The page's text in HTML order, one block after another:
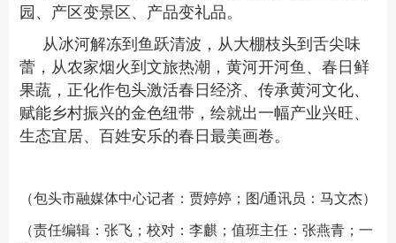
园、产区变景区、产品变礼品。
从冰河解冻到鱼跃清波，从大棚枝头到舌尖味
蕾，从农家烟火到文旅热潮，黄河开河鱼、春日鲜
果蔬，正化作包头激活春日经济、传承黄河文化、
赋能乡村振兴的金色纽带，绘就出一幅产业兴旺、
生态宜居、百姓安乐的春日最美画卷。
（包头市融媒体中心记者：贾婷婷；图/通讯员：马文杰）
（责任编辑：张飞；校对：李麒；值班主任：张燕青；一